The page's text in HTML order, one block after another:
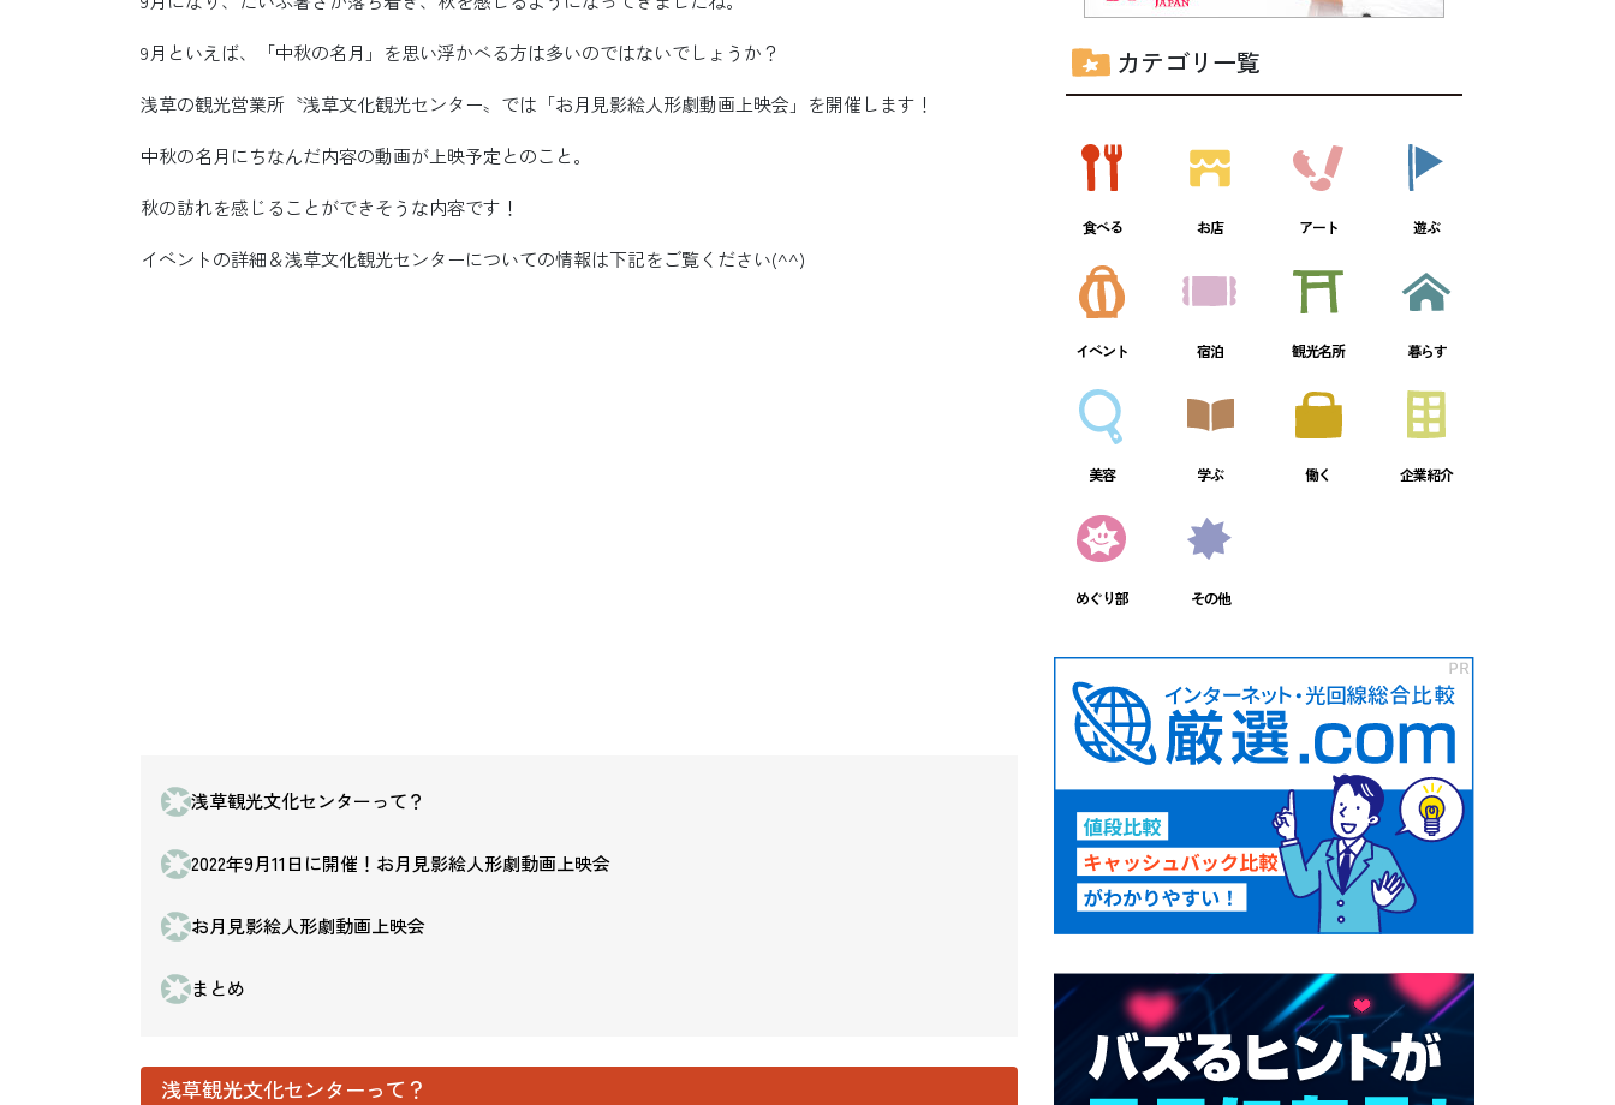
9月といえば、「中秋の名月」を思い浮かべる方は多いのではないでしょうか？
浅草の観光営業所〝浅草文化観光センター〟では「お月見影絵人形劇動画上映会」を開催します！
中秋の名月にちなんだ内容の動画が上映予定とのこと。
秋の訪れを感じることができそうな内容です！
イベントの詳細＆浅草文化観光センターについての情報は下記をご覧ください(^^)
浅草観光文化センターって？
2022年9月11日に開催！お月見影絵人形劇動画上映会
お月見影絵人形劇動画上映会
まとめ
浅草観光文化センターって？
カテゴリ一覧
食べる お店 アート 遊ぶ
イベント 宿泊 観光名所 暮らす
美容 学ぶ 働く 企業紹介
めぐり部 その他